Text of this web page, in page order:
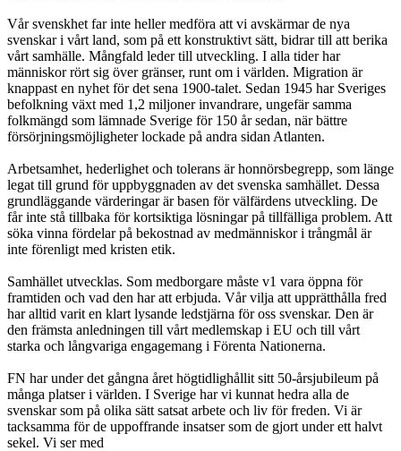
Vår svenskhet far inte heller medföra att vi avskärmar de nya
svenskar i vårt land, som på ett konstruktivt sätt, bidrar till att berika
vårt samhälle. Mångfald leder till utveckling. I alla tider har
människor rört sig över gränser, runt om i världen. Migration är
knappast en nyhet för det sena 1900-talet. Sedan 1945 har Sveriges
befolkning växt med 1,2 miljoner invandrare, ungefär samma
folkmängd som lämnade Sverige för 150 år sedan, när bättre
försörjningsmöjligheter lockade på andra sidan Atlanten.
Arbetsamhet, hederlighet och tolerans är honnörsbegrepp, som länge
legat till grund för uppbyggnaden av det svenska samhället. Dessa
grundläggande värderingar är basen för välfärdens utveckling. De
får inte stå tillbaka för kortsiktiga lösningar på tillfälliga problem. Att
söka vinna fördelar på bekostnad av medmänniskor i trångmål är
inte förenligt med kristen etik.
Samhället utvecklas. Som medborgare måste v1 vara öppna för
framtiden och vad den har att erbjuda. Vår vilja att upprätthålla fred
har alltid varit en klart lysande ledstjärna för oss svenskar. Den är
den främsta anledningen till vårt medlemskap i EU och till vårt
starka och långvariga engagemang i Förenta Nationerna.
FN har under det gångna året högtidlighållit sitt 50-årsjubileum på
många platser i världen. I Sverige har vi kunnat hedra alla de
svenskar som på olika sätt satsat arbete och liv för freden. Vi är
tacksamma för de uppoffrande insatser som de gjort under ett halvt
sekel. Vi ser med